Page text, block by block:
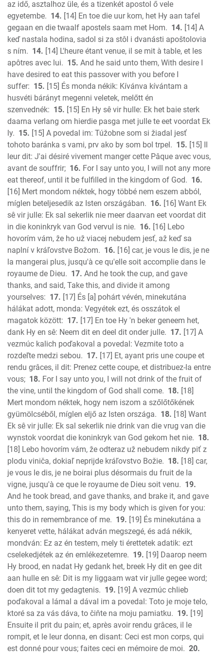
az idő, asztalhoz üle, és a tizenkét apostol ő vele
egyetembe. 14. [14] En toe die uur kom, het Hy aan tafel
gegaan en die twaalf apostels saam met Hom. 14. [14] A
keď nastala hodina, sadol si za stôl i dvanásti apoštolovia
s ním. 14. [14] L'heure étant venue, il se mit à table, et les
apôtres avec lui. 15. And he said unto them, With desire I
have desired to eat this passover with you before I
suffer: 15. [15] És monda nékik: Kívánva kívántam a
husvéti bárányt megenni veletek, melőtt én
szenvednék: 15. [15] En Hy sê vir hulle: Ek het baie sterk
daarna verlang om hierdie pasga met julle te eet voordat Ek
ly. 15. [15] A povedal im: Túžobne som si žiadal jesť
tohoto baránka s vami, prv ako by som bol trpel. 15. [15] Il
leur dit: J'ai désiré vivement manger cette Pâque avec vous,
avant de souffrir; 16. For I say unto you, I will not any more
eat thereof, until it be fulfilled in the kingdom of God. 16.
[16] Mert mondom néktek, hogy többé nem eszem abból,
míglen beteljesedik az Isten országában. 16. [16] Want Ek
sê vir julle: Ek sal sekerlik nie meer daarvan eet voordat dit
in die koninkryk van God vervul is nie. 16. [16] Lebo
hovorím vám, že ho už viacej nebudem jesť, až keď sa
naplní v kráľovstve Božom. 16. [16] car, je vous le dis, je ne
la mangerai plus, jusqu'à ce qu'elle soit accomplie dans le
royaume de Dieu. 17. And he took the cup, and gave
thanks, and said, Take this, and divide it among
yourselves: 17. [17] És [a] pohárt vévén, minekutána
hálákat adott, monda: Vegyétek ezt, és osszátok el
magatok között: 17. [17] En toe Hy 'n beker geneem het,
dank Hy en sê: Neem dit en deel dit onder julle. 17. [17] A
vezmúc kalich poďakoval a povedal: Vezmite toto a
rozdeľte medzi sebou. 17. [17] Et, ayant pris une coupe et
rendu grâces, il dit: Prenez cette coupe, et distribuez-la entre
vous; 18. For I say unto you, I will not drink of the fruit of
the vine, until the kingdom of God shall come. 18. [18]
Mert mondom néktek, hogy nem iszom a szőlőtőkének
gyümölcséből, míglen eljő az Isten országa. 18. [18] Want
Ek sê vir julle: Ek sal sekerlik nie drink van die vrug van die
wynstok voordat die koninkryk van God gekom het nie. 18.
[18] Lebo hovorím vám, že odteraz už nebudem nikdy piť z
plodu viniča, dokiaľ neprijde kráľovstvo Božie. 18. [18] car,
je vous le dis, je ne boirai plus désormais du fruit de la
vigne, jusqu'à ce que le royaume de Dieu soit venu. 19.
And he took bread, and gave thanks, and brake it, and gave
unto them, saying, This is my body which is given for you:
this do in remembrance of me. 19. [19] És minekutána a
kenyeret vette, hálákat adván megszegé, és adá nékik,
mondván: Ez az én testem, mely ti érettetek adatik: ezt
cselekedjétek az én emlékezetemre. 19. [19] Daarop neem
Hy brood, en nadat Hy gedank het, breek Hy dit en gee dit
aan hulle en sê: Dit is my liggaam wat vir julle gegee word;
doen dit tot my gedagtenis. 19. [19] A vezmúc chlieb
poďakoval a lámal a dával im a povedal: Toto je moje telo,
ktoré sa za vás dáva, to čiňte na moju pamiatku. 19. [19]
Ensuite il prit du pain; et, après avoir rendu grâces, il le
rompit, et le leur donna, en disant: Ceci est mon corps, qui
est donné pour vous; faites ceci en mémoire de moi. 20.